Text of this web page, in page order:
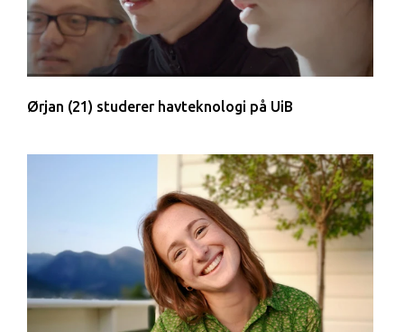
Ørjan (21) studerer havteknologi på UiB